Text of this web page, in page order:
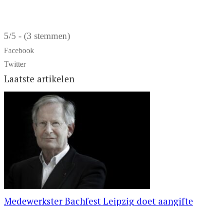
5/5 - (3 stemmen)
Facebook
Twitter
Laatste artikelen
Medewerkster Bachfest Leipzig doet aangifte